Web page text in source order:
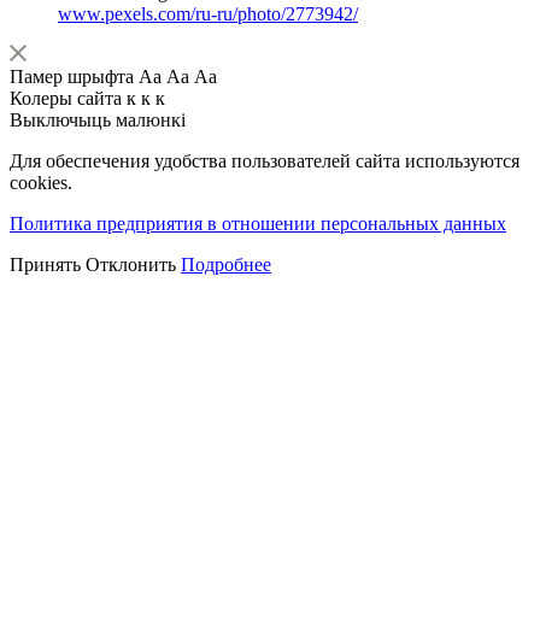
www.pexels.com/ru-ru/photo/2773942/
Памер шрыфта Аа Аа Аа
Колеры сайта к к к
Выключыць малюнкі
Для обеспечения удобства пользователей сайта используются
cookies.
Политика предприятия в отношении персональных данных
Принять Отклонить Подробнее